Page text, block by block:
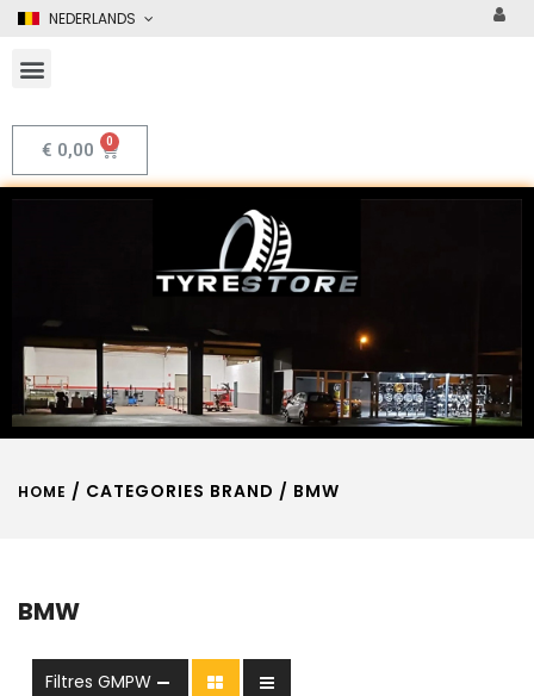
NEDERLANDS
€ 0,00
HOME / CATEGORIES BRAND / BMW
BMW
Filtres GMPW